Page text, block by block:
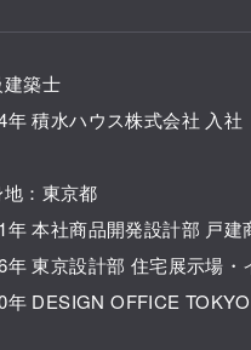
築士
年 積水ハウス株式会社 入社
地：東京都
年 本社商品開発設計部 戸建
年 東京設計部 住宅展示場・
年 DESIGN OFFICE